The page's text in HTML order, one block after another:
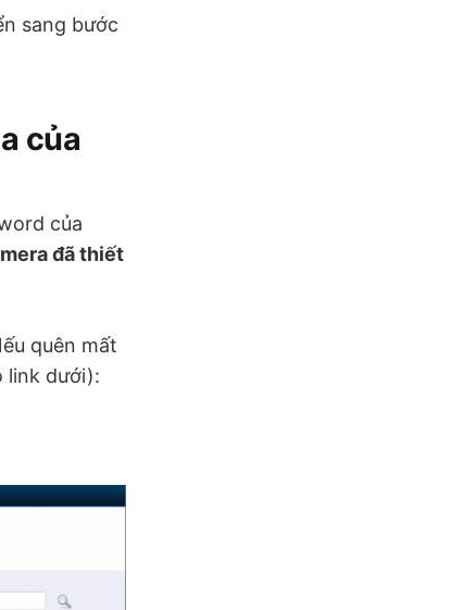
sang bước
của
của
đã thiết
quên mất
link dưới):